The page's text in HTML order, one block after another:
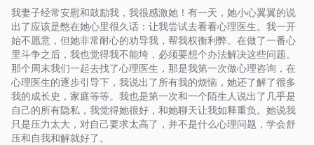
我妻子经常安慰和鼓励我，我很感激她！有一天，她小心翼翼的说
出了应该是憋在她心里很久话：让我尝试去看看心理医生。我一开
始不愿意，但她非常耐心的劝导我，帮我权衡利弊。在做了一番心
里斗争之后，我也觉得我不能垮，必须要想个办法解决这些问题。
那个周末我们一起去找了心理医生，那是我第一次做心理咨询，在
心理医生的逐步引导下，我说出了所有我的烦恼，她还了解了很多
我的成长史，家庭等等。我也是第一次和一个陌生人说出了几乎是
自己的所有隐私，我觉得她很好，和她聊天让我如释重负。她说我
只是压力太大，对自己要求太高了，并不是什么心理问题，学会舒
压和自我和解就好了。